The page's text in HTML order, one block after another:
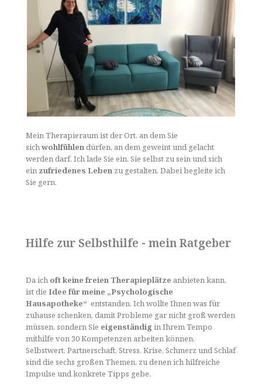
Mein Therapieraum ist der Ort, an dem Sie
sichwohlfühlen dürfen, an dem geweint und gelacht
werden darf. Ich lade Sie ein, Sie selbst zu sein und sich
ein zufriedenes Leben zu gestalten. Dabei begleite ich
Sie gern.
Hilfe zur Selbsthilfe - mein Ratgeber
Da ich oft keine freien Therapieplätze anbieten kann,
ist die Idee für meine „Psychologische
Hausapotheke“ entstanden. Ich wollte Ihnen was für
zuhause schenken, damit Probleme gar nicht groß werden
müssen, sondern Sie eigenständig in Ihrem Tempo
mithilfe von 30 Kompetenzen arbeiten können.
Selbstwert, Partnerschaft, Stress, Krise, Schmerz und Schlaf
sind die sechs großen Themen, zu denen ich hilfreiche
Impulse und konkrete Tipps gebe.